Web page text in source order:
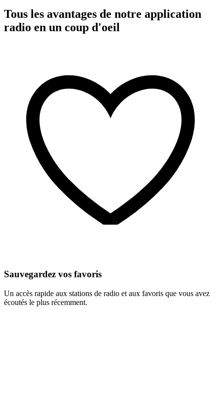
Tous les avantages de notre application
radio en un coup d'oeil
Sauvegardez vos favoris
Un accès rapide aux stations de radio et aux favoris que vous avez
écoutés le plus récemment.